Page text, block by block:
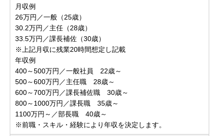
月収例
26万円／一般（25歳）
30.2万円／主任（28歳）
33.5万円／課長補佐（30歳）
※上記月収に残業20時間想定し記載
年収例
400～500万円／一般社員 22歳～
500～600万円／主任職 28歳～
600～700万円／課長補佐職 30歳～
800～1000万円／課長職 35歳～
1100万円～／部長職 40歳～
※前職・スキル・経験により年収を決定します。